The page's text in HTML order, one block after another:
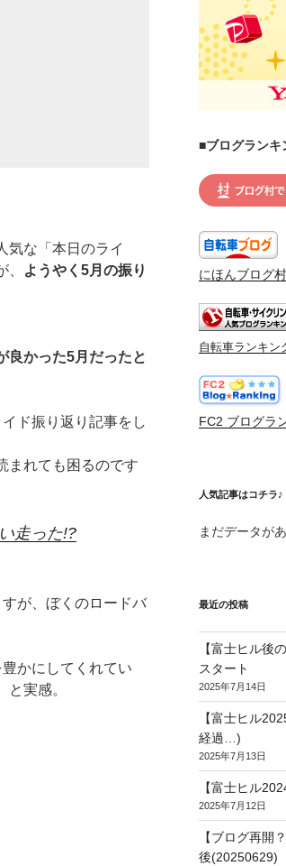
気な「本日のライ
ようやく5月の振り
良かった5月だったと
ド振り返り記事をし
まれても困るのです
走った!?
が、ぼくのロードバ
かにしてくれてい
実感。
■ブログランキ
にほんブログ村
自転車ランキン
FC2 ブログラ
人気記事はコチラ♪
まだデータが
最近の投稿
【富士ヒル後
スタート
2025年7月14日
【富士ヒル
経過…)
2025年7月13日
【富士ヒル
2025年7月12日
【ブログ再開
後(20250629)